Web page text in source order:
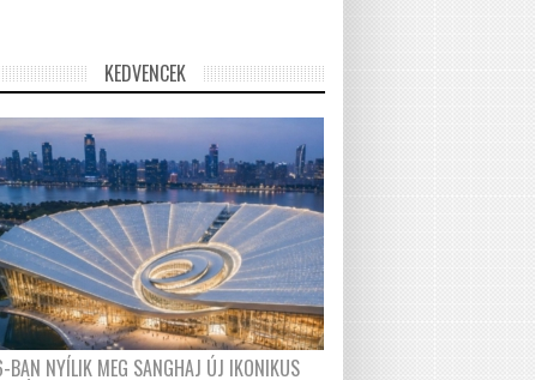
KEDVENCEK
NYÍLIK MEG SANGHAJ ÚJ IKONIKUS